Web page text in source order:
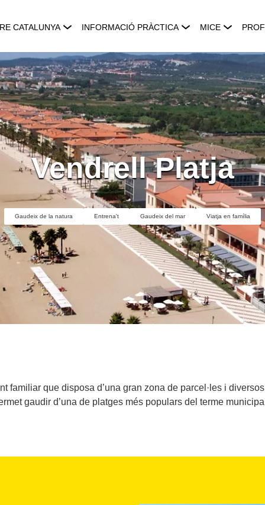
CATALUNYA INFORMACIÓ PRÀCTICA MICE
Vendrell Platja
Gaudeix de la natura Entrena't Gaudeix del mar Viatja en família
familiar que disposa d’una gran zona de parcel·les i
gaudir d’una de platges més populars del terme